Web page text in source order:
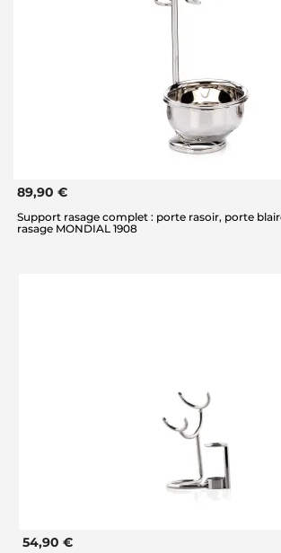
89,90 €
Support rasage complet : porte rasoir, porte
rasage MONDIAL 1908
54,90 €